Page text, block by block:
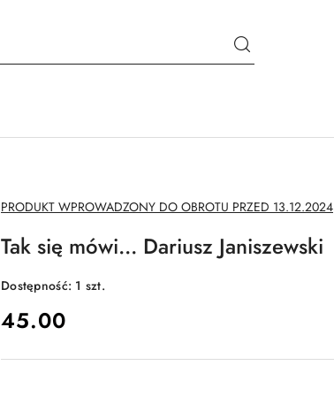
NAZWA
PRODUCENTA:
PRODUKT WPROWADZONY DO OBROTU PRZED 13.12.2024
Tak się mówi... Dariusz Janiszewski
Dostępność: 1 szt.
cena:
45.00